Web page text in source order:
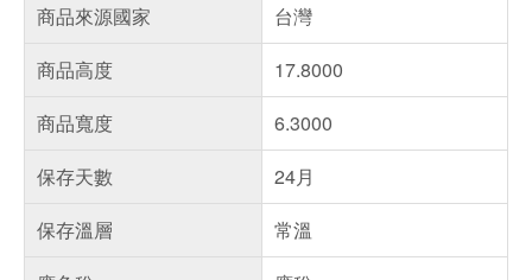
商品來源國家
台灣
商品高度
17.8000
商品寬度
6.3000
保存天數
24月
保存溫層
常溫